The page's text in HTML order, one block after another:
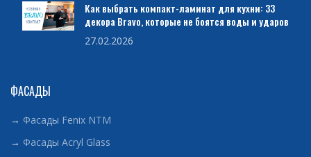
Как выбрать компакт-ламинат для кухни: 33
декора Bravo, которые не боятся воды и ударов
27.02.2026
ФАСАДЫ
→ Фасады Fenix NTM
→ Фасады Acryl Glass